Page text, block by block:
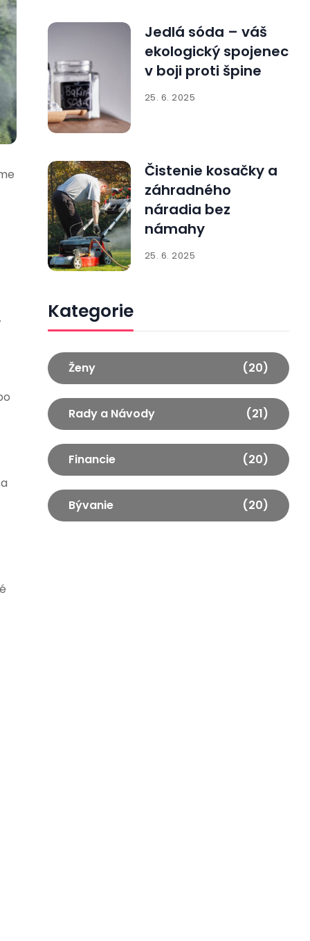
Jedlá sóda – váš
ekologický spojenec
v boji proti špine
25. 6. 2025
Čistenie kosačky a
záhradného
náradia bez
námahy
25. 6. 2025
Kategorie
Ženy (20)
Rady a Návody (21)
Financie (20)
Bývanie (20)